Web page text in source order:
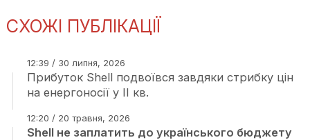
СХОЖІ ПУБЛІКАЦІЇ
12:39 / 30 липня, 2026
Прибуток Shell подвоївся завдяки стрибку цін
на енергоносії у ІІ кв.
12:20 / 20 травня, 2026
Shell не заплатить до українського бюджету